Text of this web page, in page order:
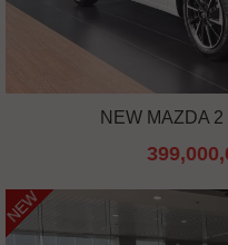
NEW MAZDA
NEW